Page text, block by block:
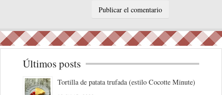
Últimos posts
Tortilla de patata trufada (estilo Cocotte Minute)